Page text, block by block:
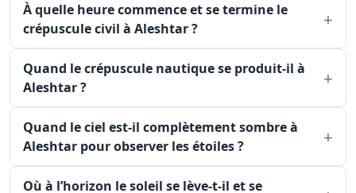
À quelle heure commence et se termine le
crépuscule civil à Aleshtar ?
Quand le crépuscule nautique se produit-il à
Aleshtar ?
Quand le ciel est-il complètement sombre à
Aleshtar pour observer les étoiles ?
Où à l’horizon le soleil se lève-t-il et se